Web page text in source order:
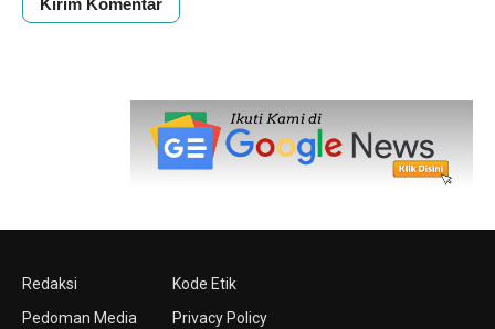
Redaksi
Pedoman Media
Kode Etik
Privacy Policy